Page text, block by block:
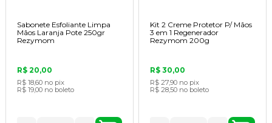
Sabonete Esfoliante Limpa
Mãos Laranja Pote 250gr
Rezymom
R$ 20,00
R$ 18,60 no pix
R$ 19,00 no boleto
Kit 2 Creme Protetor P/ Mãos
3 em 1 Regenerador
Rezymom 200g
R$ 30,00
R$ 27,90 no pix
R$ 28,50 no boleto